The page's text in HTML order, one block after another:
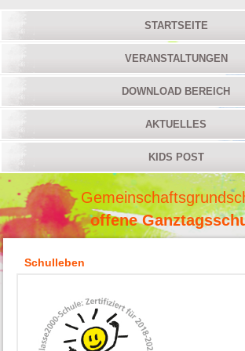
STARTSEITE
VERANSTALTUNGEN
DOWNLOAD BEREICH
AKTUELLES
KIDS POST
offene
Schulleben